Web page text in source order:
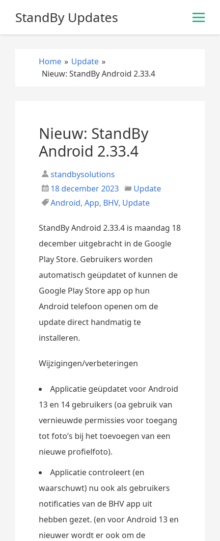
StandBy Updates
Home » Update »
Nieuw: StandBy Android 2.33.4
Nieuw: StandBy
Android 2.33.4
standbysolutions
18 december 2023
Update
Android,App, BHV, Update
StandBy Android 2.33.4 is maandag 18
december uitgebracht in de Google
Play Store. Gebruikers worden
automatisch geüpdatet of kunnen de
Google Play Store app op hun
Android telefoon openen om de
update direct handmatig te
installeren.
Wijzigingen/verbeteringen
Applicatie geüpdatet voor Android
13 en 14 gebruikers (oa gebruik van
vernieuwde permissies voor toegang
tot foto’s bij het toevoegen van een
nieuwe profielfoto).
Applicatie controleert (en
waarschuwt) nu ook als gebruikers
notificaties van de BHV app uit
hebben gezet. (en voor Android 13 en
nieuwer wordt er ook om de